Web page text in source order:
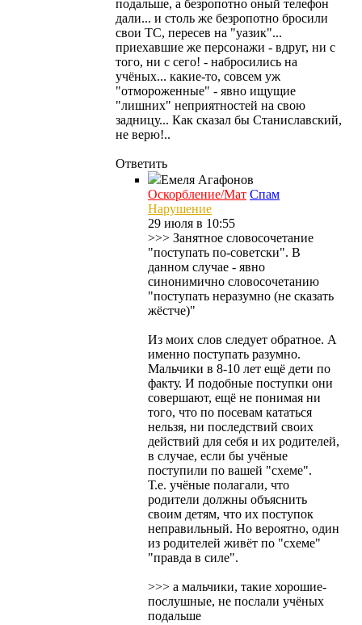
подальше, а безропотно оный телефон
дали... и столь же безропотно бросили
свои ТС, пересев на "уазик"...
приехавшие же персонажи - вдруг, ни с
того, ни с сего! - набросились на
учёных... какие-то, совсем уж
"отмороженные" - явно ищущие
"лишних" неприятностей на свою
задницу... Как сказал бы Станиславский,
не верю!..
Ответить
Емеля Агафонов
Оскорбление/Мат Спам
Нарушение
29 июля в 10:55
>>> Занятное словосочетание
"поступать по-советски". В
данном случае - явно
синонимично словосочетанию
"поступать неразумно (не сказать
жёстче)"
Из моих слов следует обратное. А
именно поступать разумно.
Мальчики в 8-10 лет ещё дети по
факту. И подобные поступки они
совершают, ещё не понимая ни
того, что по посевам кататься
нельзя, ни последствий своих
действий для себя и их родителей,
в случае, если бы учёные
поступили по вашей "схеме".
Т.е. учёные полагали, что
родители должны объяснить
своим детям, что их поступок
неправильный. Но вероятно, один
из родителей живёт по "схеме"
"правда в силе".
>>> а мальчики, такие хорошие-
послушные, не послали учёных
подальше